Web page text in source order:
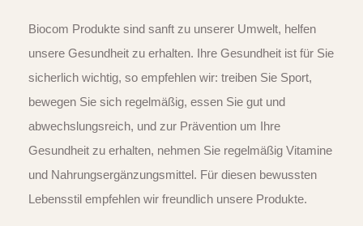
Biocom Produkte sind sanft zu unserer Umwelt, helfen
unsere Gesundheit zu erhalten. Ihre Gesundheit ist für Sie
sicherlich wichtig, so empfehlen wir: treiben Sie Sport,
bewegen Sie sich regelmäßig, essen Sie gut und
abwechslungsreich, und zur Prävention um Ihre
Gesundheit zu erhalten, nehmen Sie regelmäßig Vitamine
und Nahrungsergänzungsmittel. Für diesen bewussten
Lebensstil empfehlen wir freundlich unsere Produkte.